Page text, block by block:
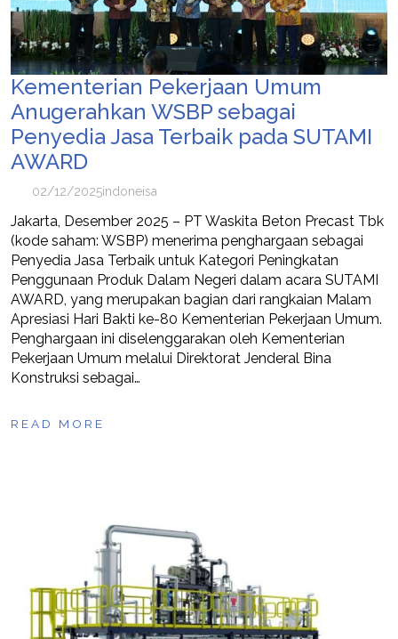
Kementerian Pekerjaan Umum
Anugerahkan WSBP sebagai
Penyedia Jasa Terbaik pada SUTAMI
AWARD
02/12/2025indoneisa
Jakarta, Desember 2025 – PT Waskita Beton Precast Tbk
(kode saham: WSBP) menerima penghargaan sebagai
Penyedia Jasa Terbaik untuk Kategori Peningkatan
Penggunaan Produk Dalam Negeri dalam acara SUTAMI
AWARD, yang merupakan bagian dari rangkaian Malam
Apresiasi Hari Bakti ke-80 Kementerian Pekerjaan Umum.
Penghargaan ini diselenggarakan oleh Kementerian
Pekerjaan Umum melalui Direktorat Jenderal Bina
Konstruksi sebagai…
READ MORE